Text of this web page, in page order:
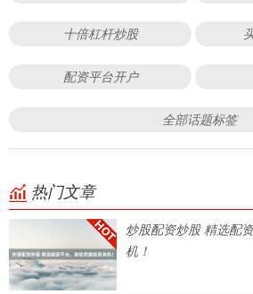
十倍杠杆炒股
配资平台开户
全部话题标签
热门文章
炒股配资炒股 精选配
机！